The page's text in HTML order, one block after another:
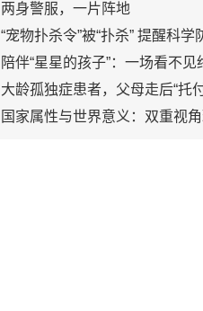
两身警服，一片阵地
“宠物扑杀令”被“扑杀” 提醒科
陪伴“星星的孩子”：一场看不
大龄孤独症患者，父母走后“托付
国家属性与世界意义：双重视角理解中